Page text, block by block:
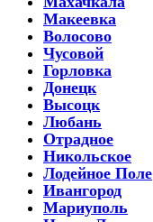
Макеевка
Волосово
Чусовой
Горловка
Донецк
Высоцк
Любань
Отрадное
Никольское
Лодейное Поле
Ивангород
Мариуполь